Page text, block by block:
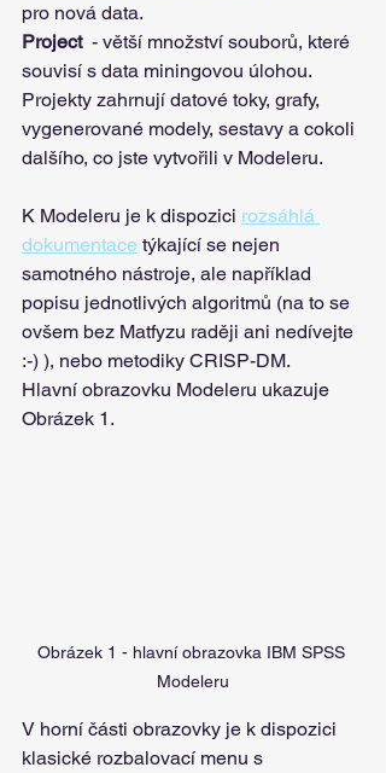
pro nová data.
Project - větší množství souborů, které
souvisí s data miningovou úlohou.
Projekty zahrnují datové toky, grafy,
vygenerované modely, sestavy a cokoli
dalšího, co jste vytvořili v Modeleru.
K Modeleru je k dispozici rozsáhlá
dokumentace týkající se nejen
samotného nástroje, ale například
popisu jednotlivých algoritmů (na to se
ovšem bez Matfyzu raději ani nedívejte
:-) ), nebo metodiky CRISP-DM.
Hlavní obrazovku Modeleru ukazuje
Obrázek 1.
Obrázek 1 - hlavní obrazovka IBM SPSS
Modeleru
V horní části obrazovky je k dispozici
klasické rozbalovací menu s